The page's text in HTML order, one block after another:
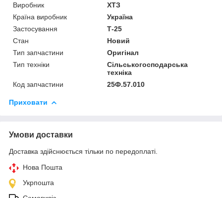
Виробник
ХТЗ
Країна виробник
Україна
Застосування
Т-25
Стан
Новий
Тип запчастини
Оригінал
Тип техніки
Сільськогосподарська
техніка
Код запчастини
25Ф.57.010
Приховати
Умови доставки
Доставка здійснюється тільки по передоплаті.
Нова Пошта
Укрпошта